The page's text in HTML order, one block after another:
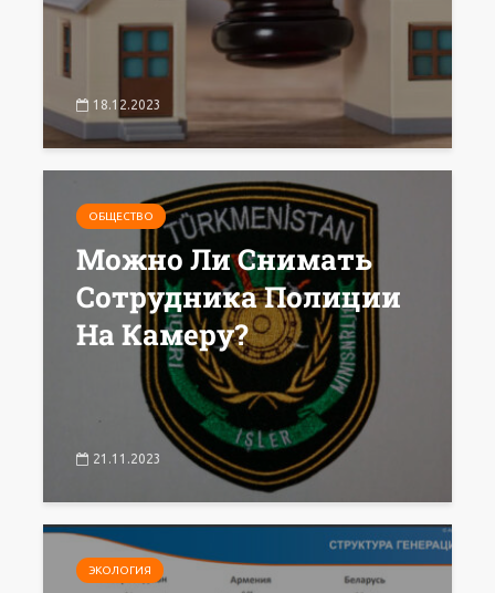
18.12.2023
ОБЩЕСТВО
Можно Ли Снимать
Сотрудника Полиции
На Камеру?
21.11.2023
ЭКОЛОГИЯ